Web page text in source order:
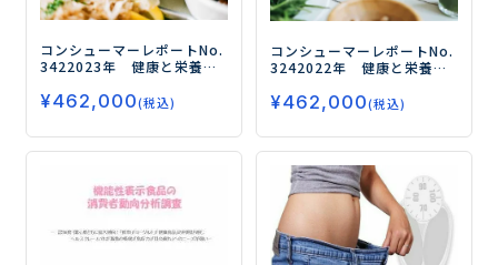
コンシューマーレポートNo.
3422023年 健康と栄養に
５弾）－コスパ・タイパ志
向の高まりにより、健康食
品による効率的な栄養摂取
ニーズが拡大－
¥462,000(税込)
コンシューマーレポートNo.
3242022年 健康と栄養に
弾）―「健康」を「睡眠」
や「ストレス」と関連づけ
てとらえる人が増加！ ―
¥462,000(税込)